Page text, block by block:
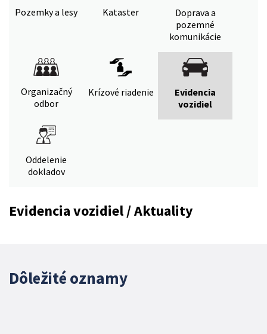
Pozemky a lesy Kataster
Doprava a
pozemné
komunikácie
Organizačný
odbor
Krízové riadenie
Evidencia
vozidiel
Oddelenie
dokladov
Evidencia vozidiel / Aktuality
Dôležité oznamy